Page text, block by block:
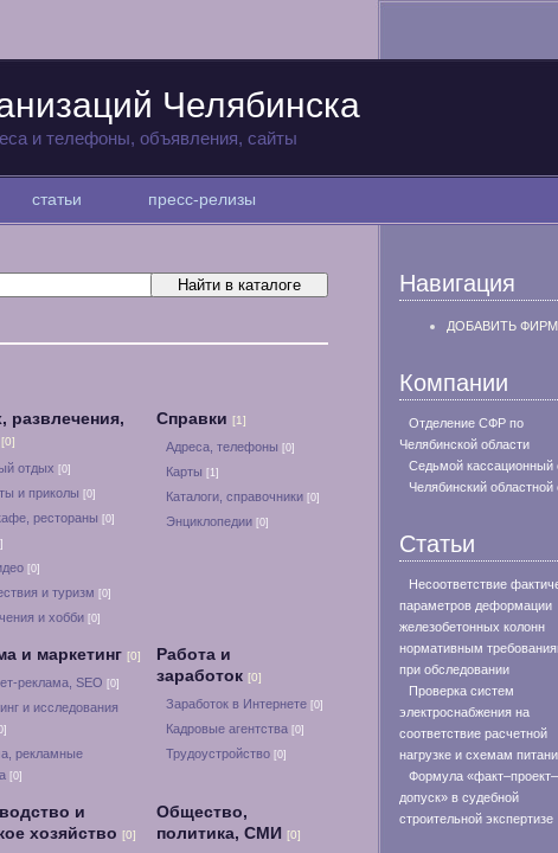
Челябинска
и телефоны, объявления, сайты
статьи пресс-релизы
развлечения,
[0]
отдых [0]
и приколы [0]
рестораны [0]
[0]
и туризм [0]
и хобби [0]
Справки [1]
Адреса, телефоны [0]
Карты [1]
Каталоги, справочники [0]
Энциклопедии [0]
и маркетинг [0]
реклама, SEO [0]
и исследования
рекламные
[0]
Работа и
заработок [0]
Заработок в Интернете [0]
Кадровые агентства [0]
Трудоустройство [0]
и
хозяйство [0]
Общество,
политика, СМИ [0]
Навигация
ДОБАВИТЬ
Компании
Отделение СФР по
Челябинской области
Седьмой кассационный
Челябинский областной
Статьи
Несоответствие
параметров деформации
железобетонных колонн
нормативным
при обследовании
Проверка систем
электроснабжения на
соответствие расчетной
нагрузке и схемам
Формула «факт–проект–
допуск» в судебной
строительной экспертизе